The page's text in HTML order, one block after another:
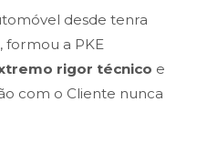
desde tenra
formou a PKE
rigor técnico e
com o Cliente nunca